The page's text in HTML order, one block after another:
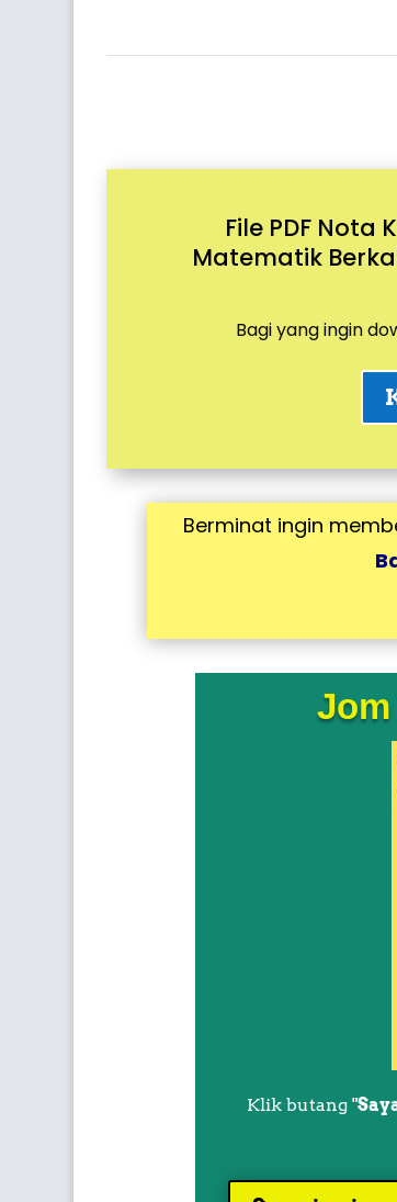
File PDF Nota
Matematik
Bagi yang ingin
Berminat ingin
Jom
Klik butang "